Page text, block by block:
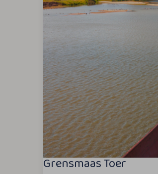
Grensmaas Toer